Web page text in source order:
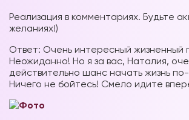
Реализация в комментариях. Будьте
желаниях!)
Ответ: Очень интересный жизненный
Неожиданно! Но я за вас, Наталия,
действительно шанс начать жизнь
Ничего не бойтесь! Смело идите